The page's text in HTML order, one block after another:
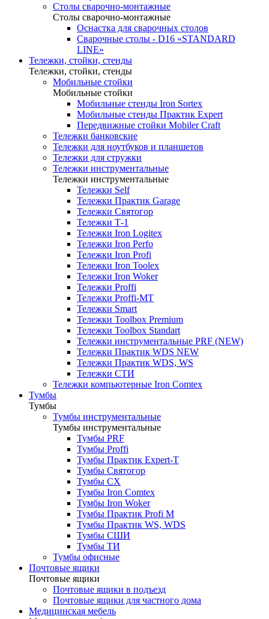
Столы сварочно-монтажные
Столы сварочно-монтажные
Оснастка для сварочных столов
Сварочные столы - D16 «STANDARD
LINE»
Тележки, стойки, стенды
Тележки, стойки, стенды
Мобильные стойки
Мобильные стойки
Мобильные стенды Iron Sortex
Мобильные стенды Практик Expert
Передвижные стойки Mobiler Craft
Тележки банковские
Тележки для ноутбуков и планшетов
Тележки для стружки
Тележки инструментальные
Тележки инструментальные
Тележки Self
Тележки Практик Garage
Тележки Святогор
Тележки Т-1
Тележки Iron Logitex
Тележки Iron Perfo
Тележки Iron Profi
Тележки Iron Toolex
Тележки Iron Woker
Тележки Proffi
Тележки Proffi-MT
Тележки Smart
Тележки Toolbox Premium
Тележки Toolbox Standart
Тележки инструментальные PRF (NEW)
Тележки Практик WDS NEW
Тележки Практик WDS, WS
Тележки СТИ
Тележки компьютерные Iron Comtex
Тумбы
Тумбы
Тумбы инструментальные
Тумбы инструментальные
Тумбы PRF
Тумбы Proffi
Тумбы Практик Expert-T
Тумбы Святогор
Тумбы CX
Тумбы Iron Comtex
Тумбы Iron Woker
Тумбы Практик Profi M
Тумбы Практик WS, WDS
Тумбы СШИ
Тумбы ТИ
Тумбы офисные
Почтовые ящики
Почтовые ящики
Почтовые ящики в подъезд
Почтовые ящики для частного дома
Медицинская мебель